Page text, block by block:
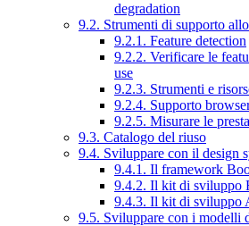
degradation
9.2. Strumenti di supporto
9.2.1. Feature detection
9.2.2. Verificare le
use
9.2.3. Strumenti e
9.2.4. Supporto
9.2.5. Misurare le
9.3. Catalogo del riuso
9.4. Sviluppare con il design
9.4.1. Il framework
9.4.2. Il kit di sviluppo
9.4.3. Il kit di sviluppo
9.5. Sviluppare con i modelli